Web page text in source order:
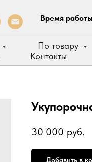
Время
По товару
Контакты
30 000 руб.
Добавить в